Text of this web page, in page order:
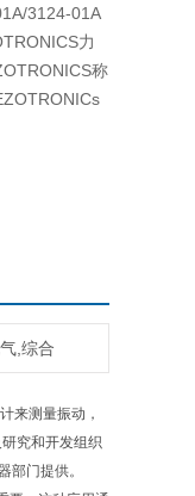
3124-01A
力
称
,综合
来测量振动，
究和开发组织
部门提供。